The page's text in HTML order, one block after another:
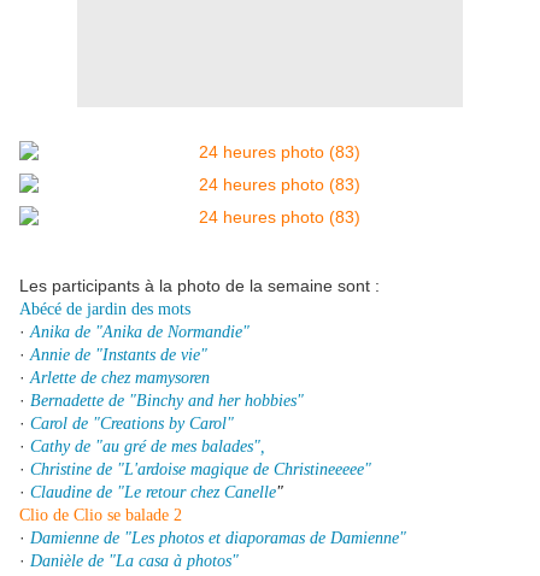
Les participants à la photo de la semaine sont :
Abécé de jardin des mots
· Anika de "Anika de Normandie"
· Annie de "Instants de vie"
· Arlette de chez mamysoren
· Bernadette de "Binchy and her hobbies"
· Carol de "Creations by Carol"
· Cathy de "au gré de mes balades",
· Christine de "L'ardoise magique de Christineeeee"
· Claudine de "Le retour chez Canelle"
Clio de Clio se balade 2
· Damienne de "Les photos et diaporamas de Damienne"
· Danièle de "La casa à photos"